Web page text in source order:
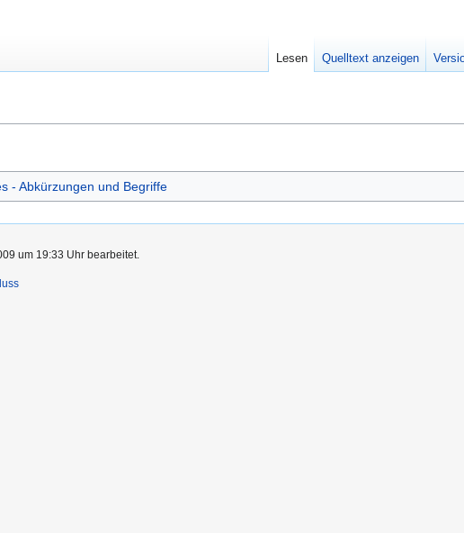
- Abkürzungen und Begriffe
Lesen Quelltext anzeigen
um 19:33 Uhr bearbeitet.